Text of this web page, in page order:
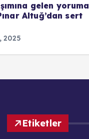
gelen yoruma
Altuğ’dan sert
2025
Etiketler